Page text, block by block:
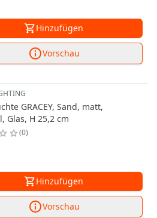
Hinzufügen
Vorschau
GRACEY, Sand, matt,
Glas, H 25,2 cm
0
Hinzufügen
Vorschau